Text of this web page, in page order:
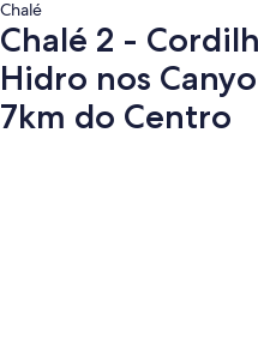
Chalé
Chalé 2 -
Hidro nos
7km do Centro